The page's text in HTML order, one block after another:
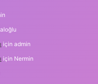
için admin
için Nermin